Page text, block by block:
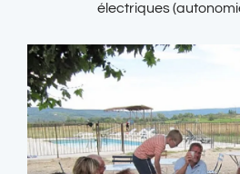
électriques